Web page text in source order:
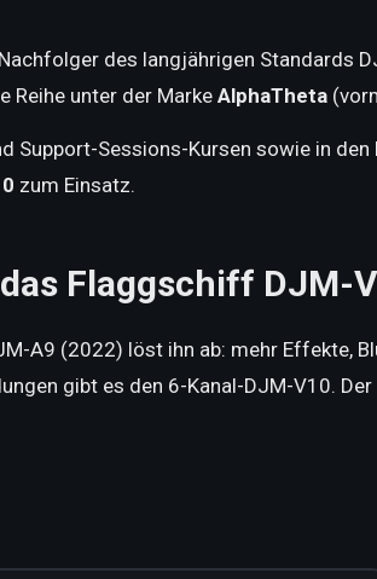
des langjährigen Standards
Reihe unter der Marke AlphaTheta
Support-Sessions-Kursen sowie in
zum Einsatz.
Flaggschiff DJM-
A9 (2022) löst ihn ab: mehr Effekte,
gibt es den 6-Kanal-DJM-V10.